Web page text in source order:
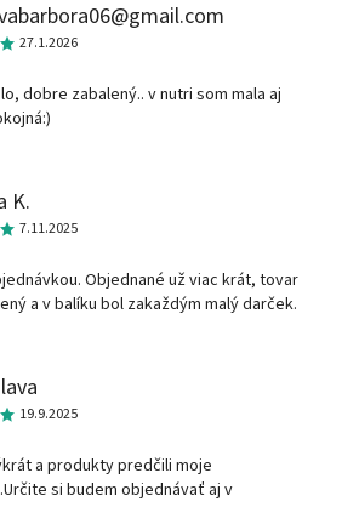
27.1.2026
dobre zabalený.. v nutri som mala aj
K.
7.11.2025
Objednané už viac krát, tovar
a v balíku bol zakaždým malý darček.
19.9.2025
a produkty predčili moje
si budem objednávať aj v